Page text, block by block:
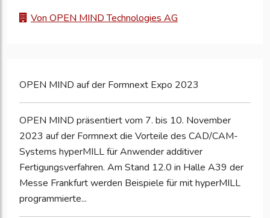
Von OPEN MIND Technologies AG
OPEN MIND auf der Formnext Expo 2023
OPEN MIND präsentiert vom 7. bis 10. November
2023 auf der Formnext die Vorteile des CAD/CAM-
Systems hyperMILL für Anwender additiver
Fertigungsverfahren. Am Stand 12.0 in Halle A39 der
Messe Frankfurt werden Beispiele für mit hyperMILL
programmierte...